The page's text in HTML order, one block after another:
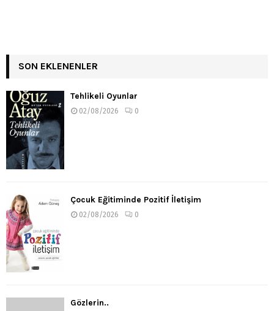
SON EKLENENLER
Tehlikeli Oyunlar
02/08/2026 0
Çocuk Eğitiminde Pozitif İletişim
02/08/2026 0
Gözlerin..